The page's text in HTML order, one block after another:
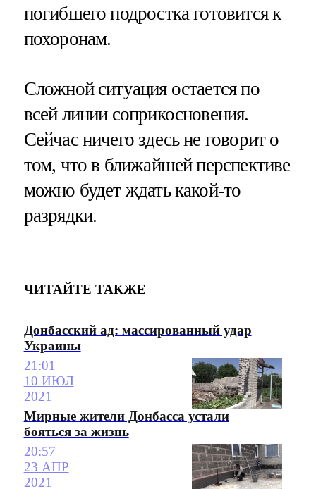
погибшего подростка готовится к
похоронам.
Сложной ситуация остается по
всей линии соприкосновения.
Сейчас ничего здесь не говорит о
том, что в ближайшей перспективе
можно будет ждать какой-то
разрядки.
ЧИТАЙТЕ ТАКЖЕ
Донбасский ад: массированный удар
Украины
21:01
10 ИЮЛ
2021
Мирные жители Донбасса устали
бояться за жизнь
20:57
23 АПР
2021